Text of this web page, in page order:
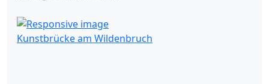
Kunstbrücke am Wildenbruch